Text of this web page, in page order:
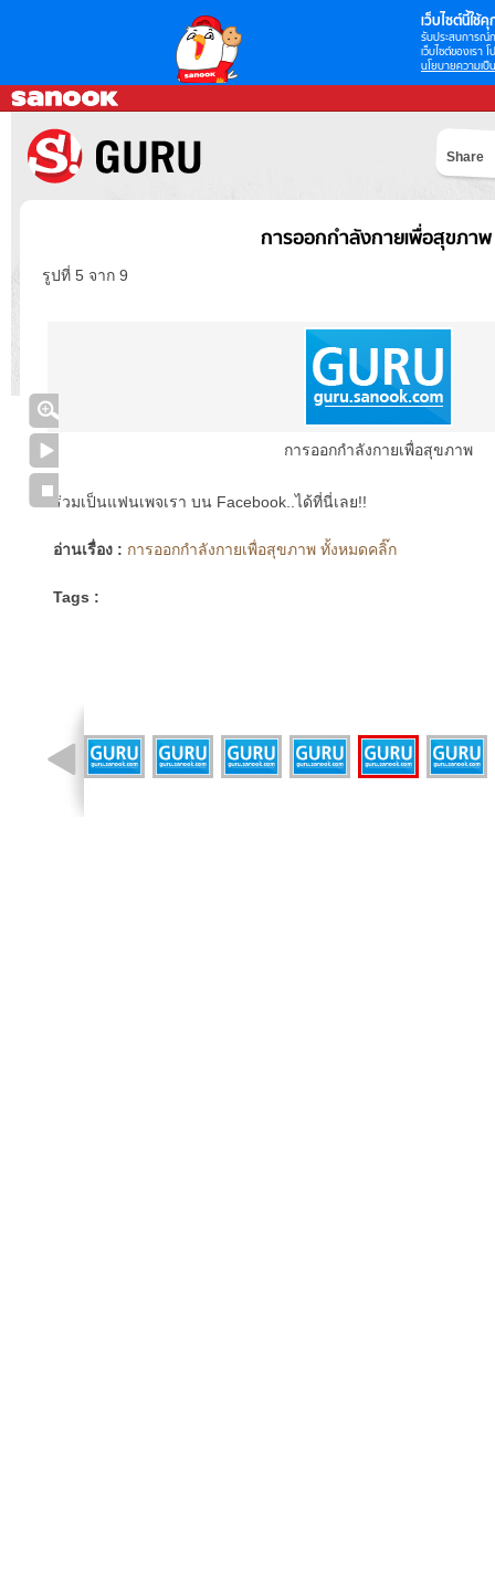
เว็บไซต์นี้ใช้คุ
รับประสบการณ์
เว็บไซต์ของเรา
นโยบายความเป็
Share
การออกกำลังกายเพื่อสุขภาพ
รูปที่ 5 จาก 9
การออกกำลังกายเพื่อสุขภาพ
ร่วมเป็นแฟนเพจเรา บน Facebook..ได้ที่นี่เลย!!
อ่านเรื่อง : การออกกำลังกายเพื่อสุขภาพ ทั้งหมดคลิ๊ก
Tags :